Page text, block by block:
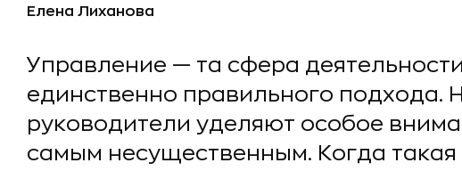
Елена Лиханова
Управление — та сфера
единственно правильного подхода.
руководители уделяют особое
самым несущественным. Когда